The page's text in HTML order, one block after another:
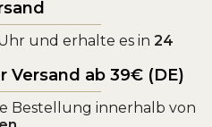
und erhalte es in 24
Versand ab 39€ (DE)
Bestellung innerhalb von